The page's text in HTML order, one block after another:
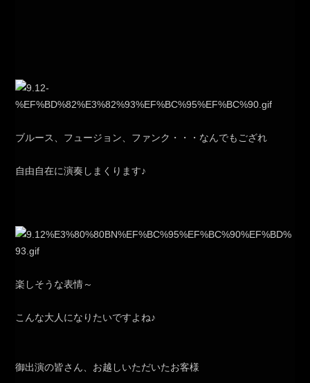
ブルース、フュージョン、ファンク・・・なんでもござれ
自由自在に演奏しまくります♪
楽しそうな表情～
こんな大人になりたいですよね♪
御出演の皆さん、お越しいただいたお客様